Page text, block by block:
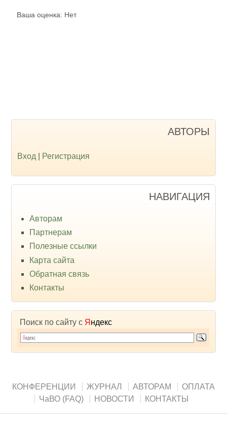
Ваша оценка: Нет
АВТОРЫ
Вход Регистрация
НАВИГАЦИЯ
Авторам
Партнерам
Полезные ссылки
Карта сайта
Обратная связь
Контакты
Поиск по сайту с Я ндекс
КОНФЕРЕНЦИИ ЖУРНАЛ АВТОРАМ
ОПЛАТА
ЧаВО (FAQ)
НОВОСТИ КОНТАКТЫ